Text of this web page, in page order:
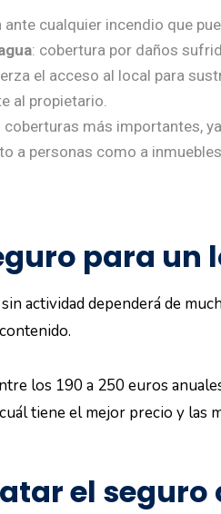
ante cualquier incendio que
: cobertura por daños
el acceso al local para
al propietario.
coberturas más importantes,
a personas como a
para
actividad dependerá de
los 190 a 250 euros
tiene el mejor precio y las
el